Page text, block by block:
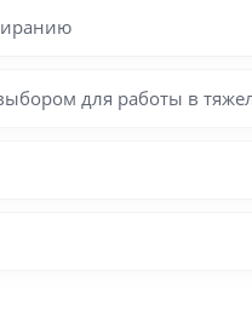
для работы в